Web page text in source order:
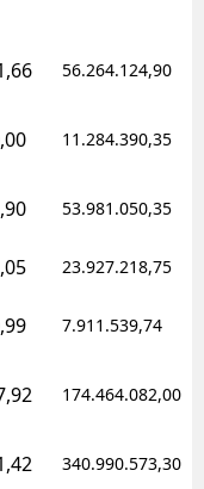
56.264.124,90
11.284.390,35
53.981.050,35
23.927.218,75
7.911.539,74
174.464.082,00
340.990.573,30